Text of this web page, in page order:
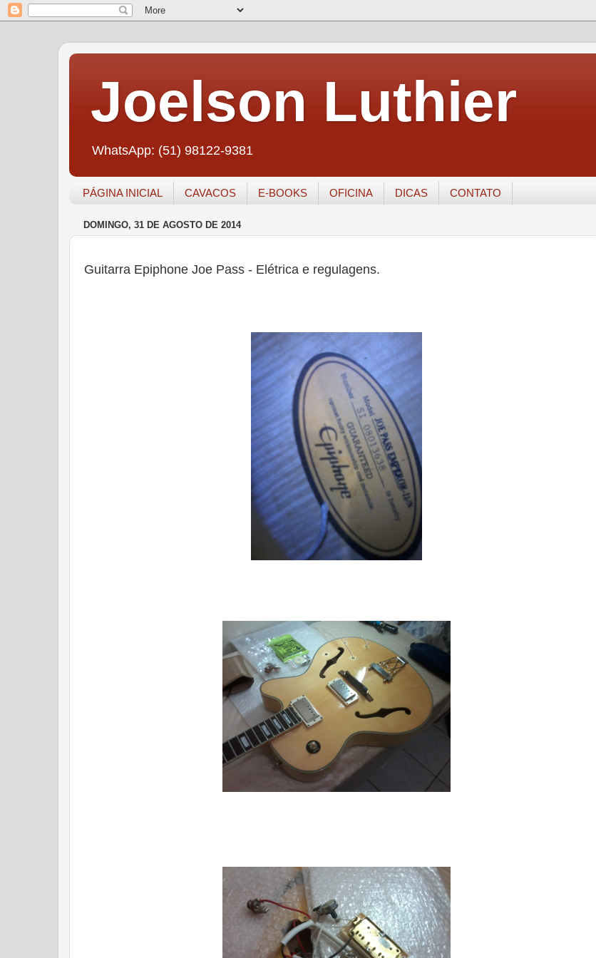
Joelson Luthier
WhatsApp: (51) 98122-9381
PÁGINA INICIAL CAVACOS E-BOOKS OFICINA DICAS CONTATO
DOMINGO, 31 DE AGOSTO DE 2014
Guitarra Epiphone Joe Pass - Elétrica e regulagens.